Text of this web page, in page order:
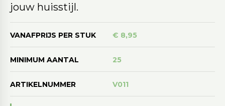
jouw huisstijl.
VANAFPRIJS PER STUK € 8,95
MINIMUM AANTAL 25
ARTIKELNUMMER V011